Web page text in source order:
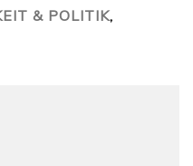
& POLITIK,